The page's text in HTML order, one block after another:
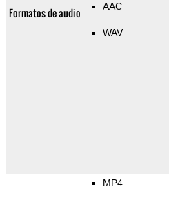
Formatos de audio AAC
WAV
MP4